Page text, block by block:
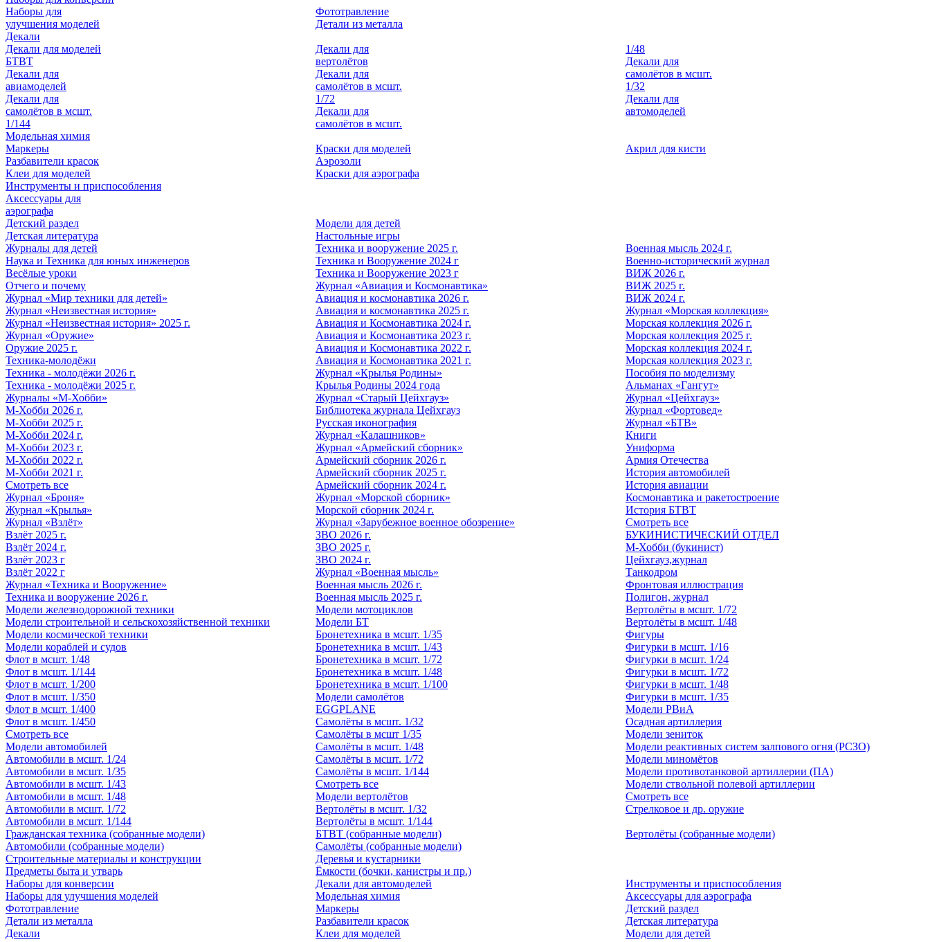
Наборы для
улучшения моделей
Фототравление
Детали из металла
Декали
Декали для моделей
БТВТ
Декали для
авиамоделей
Декали для
самолётов в мсшт.
1/144
Декали для
вертолётов
Декали для
самолётов в мсшт.
1/72
Декали для
самолётов в мсшт.
1/48
Декали для
самолётов в мсшт.
1/32
Декали для
автомоделей
Модельная химия
Маркеры
Разбавители красок
Клеи для моделей
Краски для моделей
Аэрозоли
Краски для аэрографа
Акрил для кисти
Инструменты и приспособления
Аксессуары для
аэрографа
Детский раздел
Детская литература
Модели для детей
Настольные игры
Журналы для детей
Наука и Техника для юных инженеров
Весёлые уроки
Отчего и почему
Журнал «Мир техники для детей»
Журнал «Неизвестная история»
Журнал «Неизвестная история» 2025 г.
Журнал «Оружие»
Оружие 2025 г.
Техника-молодёжи
Техника - молодёжи 2026 г.
Техника - молодёжи 2025 г.
Журналы «М-Хобби»
М-Хобби 2026 г.
М-Хобби 2025 г.
М-Хобби 2024 г.
М-Хобби 2023 г.
М-Хобби 2022 г.
М-Хобби 2021 г.
Смотреть все
Журнал «Броня»
Журнал «Крылья»
Журнал «Взлёт»
Взлёт 2025 г.
Взлёт 2024 г.
Взлёт 2023 г
Взлёт 2022 г
Журнал «Техника и Вооружение»
Техника и вооружение 2026 г.
Техника и вооружение 2025 г.
Техника и Вооружение 2024 г
Техника и Вооружение 2023 г
Журнал «Авиация и Космонавтика»
Авиация и космонавтика 2026 г.
Авиация и космонавтика 2025 г.
Авиация и Космонавтика 2024 г.
Авиация и Космонавтика 2023 г.
Авиация и Космонавтика 2022 г.
Авиация и Космонавтика 2021 г.
Журнал «Крылья Родины»
Крылья Родины 2024 года
Журнал «Старый Цейхгауз»
Библиотека журнала Цейхгауз
Русская иконография
Журнал «Калашников»
Журнал «Армейский сборник»
Армейский сборник 2026 г.
Армейский сборник 2025 г.
Армейский сборник 2024 г.
Журнал «Морской сборник»
Морской сборник 2024 г.
Журнал «Зарубежное военное обозрение»
ЗВО 2026 г.
ЗВО 2025 г.
ЗВО 2024 г.
Журнал «Военная мысль»
Военная мысль 2026 г.
Военная мысль 2025 г.
Военная мысль 2024 г.
Военно-исторический журнал
ВИЖ 2026 г.
ВИЖ 2025 г.
ВИЖ 2024 г.
Журнал «Морская коллекция»
Морская коллекция 2026 г.
Морская коллекция 2025 г.
Морская коллекция 2024 г.
Морская коллекция 2023 г.
Пособия по моделизму
Альманах «Гангут»
Журнал «Цейхгауз»
Журнал «Фортовед»
Журнал «БТВ»
Книги
Униформа
Армия Отечества
История автомобилей
История авиации
Космонавтика и ракетостроение
История БТВТ
Смотреть все
БУКИНИСТИЧЕСКИЙ ОТДЕЛ
М-Хобби (букинист)
Цейхгауз,журнал
Танкодром
Фронтовая иллюстрация
Полигон, журнал
Модели железнодорожной техники
Модели строительной и сельскохозяйственной техники
Модели космической техники
Модели кораблей и судов
Флот в мсшт. 1/48
Флот в мсшт. 1/144
Флот в мсшт. 1/200
Флот в мсшт. 1/350
Флот в мсшт. 1/400
Флот в мсшт. 1/450
Смотреть все
Модели автомобилей
Автомобили в мсшт. 1/24
Автомобили в мсшт. 1/35
Автомобили в мсшт. 1/43
Автомобили в мсшт. 1/48
Автомобили в мсшт. 1/72
Автомобили в мсшт. 1/144
Модели мотоциклов
Модели БТ
Бронетехника в мсшт. 1/35
Бронетехника в мсшт. 1/43
Бронетехника в мсшт. 1/72
Бронетехника в мсшт. 1/48
Бронетехника в мсшт. 1/100
Модели самолётов
EGGPLANE
Самолёты в мсшт. 1/32
Самолёты в мсшт 1/35
Самолёты в мсшт. 1/48
Самолёты в мсшт. 1/72
Самолёты в мсшт. 1/144
Смотреть все
Модели вертолётов
Вертолёты в мсшт. 1/32
Вертолёты в мсшт. 1/144
Вертолёты в мсшт. 1/72
Вертолёты в мсшт. 1/48
Фигуры
Фигурки в мсшт. 1/16
Фигурки в мсшт. 1/24
Фигурки в мсшт. 1/72
Фигурки в мсшт. 1/48
Фигурки в мсшт. 1/35
Модели РВиА
Осадная артиллерия
Модели зениток
Модели реактивных систем залпового огня (РСЗО)
Модели миномётов
Модели противотанковой артиллерии (ПА)
Модели ствольной полевой артиллерии
Смотреть все
Стрелковое и др. оружие
Гражданская техника (собранные модели)
Автомобили (собранные модели)
БТВТ (собранные модели)
Самолёты (собранные модели)
Вертолёты (собранные модели)
Строительные материалы и конструкции
Предметы быта и утварь
Деревья и кустарники
Ёмкости (бочки, канистры и пр.)
Наборы для конверсии
Наборы для улучшения моделей
Фототравление
Детали из металла
Декали
Декали для автомоделей
Модельная химия
Маркеры
Разбавители красок
Клеи для моделей
Инструменты и приспособления
Аксессуары для аэрографа
Детский раздел
Детская литература
Модели для детей